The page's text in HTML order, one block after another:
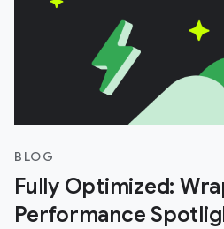
BLOG
Fully Optimized:
Performance